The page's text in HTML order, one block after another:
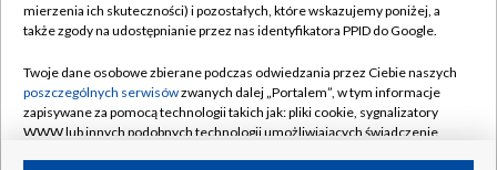
Naziemna Telewizja Cyfrowa
Rada Programowa
System NOS
Informacje o nadawcy
Pomoc
Kontakt
Kanały
mierzenia ich skuteczności) i pozostałych, które wskazujemy poniżej, a
także zgody na udostępnianie przez nas identyfikatora PPID do Google.
Twoje dane osobowe zbierane podczas odwiedzania przez Ciebie naszych
poszczególnych serwisówzwanych dalej „Portalem”, w tym informacje
zapisywane za pomocą technologii takich jak: pliki cookie, sygnalizatory
WWW lub innych podobnych technologii umożliwiających świadczenie